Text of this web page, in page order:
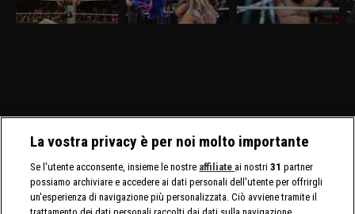
Square Garden ci sono in
palio i titoli tag team
discovery+, Giulia e
Tiffany Stratton si sfidano
Ricky Saints e Tony
D'Angelo. Gauntlet Match
La vostra privacy è per noi molto importante
Se l'utente acconsente, insieme le nostre affiliate ai nostri31 partner
possiamo archiviare e accedere ai dati personali dell'utente per offrirgli
un'esperienza di navigazione più personalizzata. Ciò avviene tramite il